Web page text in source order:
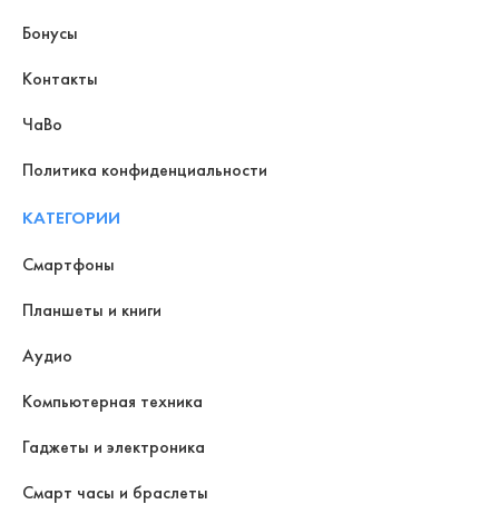
Бонусы
Контакты
ЧаВо
Политика конфиденциальности
КАТЕГОРИИ
Смартфоны
Планшеты и книги
Аудио
Компьютерная техника
Гаджеты и электроника
Смарт часы и браслеты